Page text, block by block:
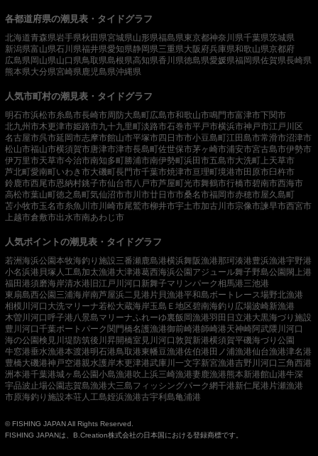
各都道府県の潮見表・タイドグラフ
北海道青森県岩手県秋田県宮城県山形県福島県東京都神奈川県千葉県茨城県
新潟県富山県石川県福井県愛知県静岡県三重県大阪府兵庫県和歌山県京都府
広島県岡山県山口県鳥取県島根県高知県香川県徳島県愛媛県福岡県佐賀県長崎県
熊本県大分県宮崎県鹿児島県沖縄県
人気市町村の潮見表・タイドグラフ
明石市浜松市糸島市長崎市周防大島町広島市和歌山市鳴門市富津市下関市
北九州市木更津市姫路市九十九里町淡路市石巻市平戸市横浜市神戸市江戸川区
名古屋市呉市延岡市志摩市館山市平塚市四日市市小豆島町江田島市常滑市沼津市
松山市福山市横須賀市唐津市津市長島町佐世保市茅ヶ崎市浦安市宮古島市伊勢市
伊万里市天草市今治市南知多町勝浦市南伊勢町浜田市五島市大洗町 上天草市
芦北町愛南町いわき市大磯町長門市千葉市焼津市亘理町境港市田原市臼杵市
鈴鹿市西尾市恩納村銚子市仙台市八戸市芦屋町光市舞鶴市行橋市碧南市西海市
高松市葉山町徳之島町気仙沼市市川市廿日市市桑名市福岡市赤穂市屋久島町
苫小牧市玉名市糸魚川市川崎市尾鷲市柳井市宇土市加古川市宗像市諫早市西宮市
上越市倉敷市出水市南あわじ市
人気ポイントの潮見表・タイドグラフ
若洲海浜公園本牧海釣り施設三番瀬鹿島港横浜舞阪漁港那珂湊港豊浜漁港宇野港
小名浜港 貝塚人工島加太漁港大津港葛西海浜公園アジュール舞子野島公園閖上港
福田港須磨海岸清水港 旧江戸川河口 新舞子マリンパーク相馬港三池港
東扇島西公園三浦海岸南芦屋浜二見港 片貝漁港平和島ボートレース場野北漁港
相模川河口 大洗マリーナ若松大蔵海岸玉島Ｅ地区碧南海釣り広場波崎新漁港
木曽川河口呼子港八景島マリーナふれーゆ裏飯岡漁港羽田 日立港大黒海づり施設
豊川河口千葉ポートパーク関門橋名護漁港御前崎港師崎港天神崎阿武隈川河口
海の公園検見川堤防筑後川昇開橋室見川河口敦賀新港横須賀平磯海づり公園
牛窓港垂水漁港本渡港明石港鳥取港東幡豆漁港佐伯港田ノ浦漁港仙台漁港津名港
豊橋大磯港神戸空港親水護岸木更津港武庫川一文字新宮漁港吉野川河口 三角西港
洲本港千葉港城ヶ島公園小島漁港吹上浜三崎漁港妻鹿漁港熊本新港館山港牛深
宇品波止場公園志賀島漁港大三島フィッシングパーク網干港新仁尾港 片瀬漁港
市原海釣り施設本荘人工島姪浜漁港古宇利島亀浦港
© FISHING JAPAN All Rights Reserved.
FISHING JAPANは、B.Creation株式会社の日本国における登録商標です。